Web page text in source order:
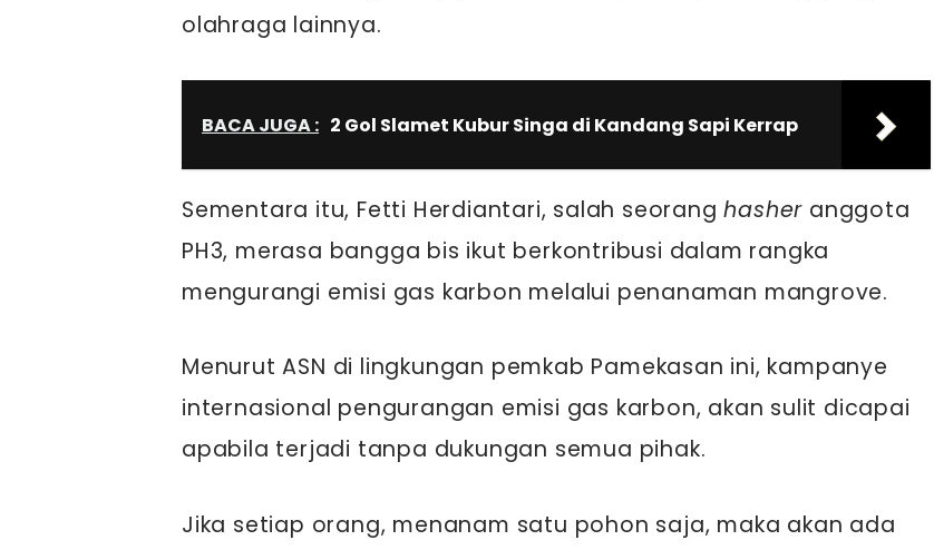
olahraga lainnya.
BACA JUGA : 2 Gol Slamet Kubur Singa di Kandang Sapi Kerrap
Sementara itu, Fetti Herdiantari, salah seoranghasher anggota
PH3, merasa bangga bis ikut berkontribusi dalam rangka
mengurangi emisi gas karbon melalui penanaman mangrove.
Menurut ASN di lingkungan pemkab Pamekasan ini, kampanye
internasional pengurangan emisi gas karbon, akan sulit dicapai
apabila terjadi tanpa dukungan semua pihak.
Jika setiap orang, menanam satu pohon saja, maka akan ada